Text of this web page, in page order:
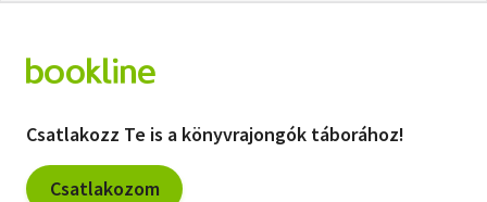
Csatlakozz Te is a könyvrajongók táborához!
Csatlakozom